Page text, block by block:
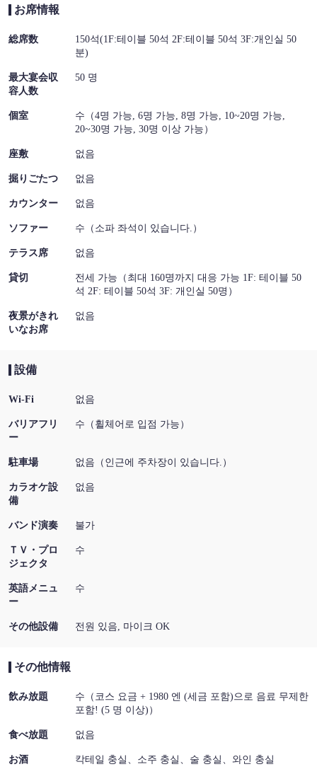
お席情報
総席数
150석(1F:테이블 50석 2F:테이블 50석 3F:개인실 50
분)
最大宴会収
容人数
50 명
個室
수（4명 가능, 6명 가능, 8명 가능, 10~20명 가능,
20~30명 가능, 30명 이상 가능）
座敷 없음
掘りごたつ 없음
カウンター 없음
ソファー 수（소파 좌석이 있습니다.）
テラス席 없음
貸切
전세 가능（최대 160명까지 대응 가능 1F: 테이블 50
석 2F: 테이블 50석 3F: 개인실 50명）
夜景がきれ
いなお席
없음
設備
Wi-Fi 없음
バリアフリ
ー
수（휠체어로 입점 가능）
駐車場 없음（인근에 주차장이 있습니다.）
カラオケ設
備
없음
バンド演奏 불가
ＴＶ・プロ
ジェクタ
수
英語メニュ
ー
수
その他設備 전원 있음, 마이크 OK
その他情報
飲み放題
수（코스 요금 + 1980 엔 (세금 포함)으로 음료 무제한
포함! (5 명 이상)）
食べ放題 없음
お酒 칵테일 충실、소주 충실、술 충실、와인 충실